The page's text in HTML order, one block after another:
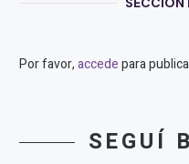
Por favor,accedepara
SEGUÍ